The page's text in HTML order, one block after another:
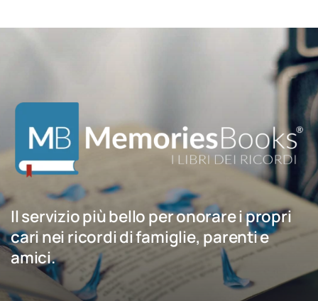
Il servizio più bello per onorare i propri
cari nei ricordi di famiglie, parenti e
amici.